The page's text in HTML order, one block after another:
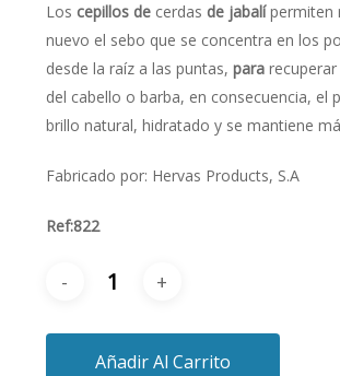
Los cepillos decerdas de jabalípermiten
nuevo el sebo que se concentra en los
desde la raíz a las puntas, pararecuperar
del cabello o barba, en consecuencia, el
brillo natural, hidratado y se mantiene
Fabricado por: Hervas Products, S.A
Ref:822
Añadir Al Carrito